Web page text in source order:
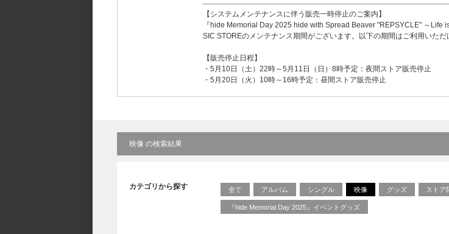
【システムメンテナンスに伴う販売一時停止のご案内】
『hide Memorial Day 2025 hide with Spread Beaver "REPSYCLE" ～
SIC STOREのメンテナンス期間がございます。以下の期間はご利用いただ
【販売停止日程】
・5月10日（土）22時～5月11日（日）8時予定：夜間ストア販売停止
・5月20日（火）10時～16時予定：昼間ストア販売停止
映像 の検索結果
カテゴリから探す 全て アルバム シングル 映像 グッズ ストア
『hide Memorial Day 2025』イベントグッズ